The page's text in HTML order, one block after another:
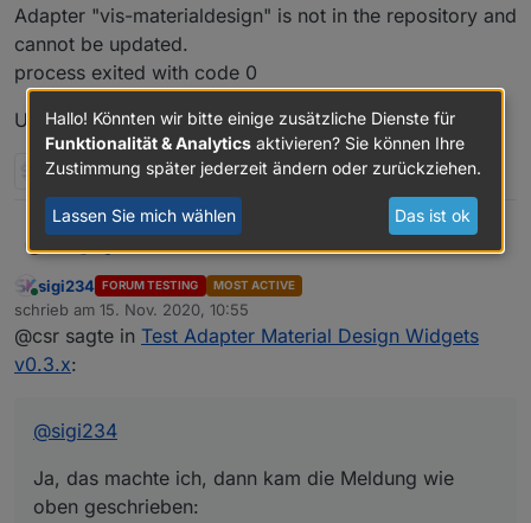
Adapter "vis-materialdesign" is not in the repository and
cannot be updated.
process exited with code 0
Und er bleibt bei 0.4.0
2 Antworten 0
Ja, das machte ich, dann kam die Meldung wie oben
geschrieben:
$ ./iobroker upgrade vis-materialdesign@0.3.19
Online
sigi234 FORUM TESTING MOST ACTIVE
schrieb am 15. Nov. 2020, 10:55
zuletzt editiert von
@csr sagte in Test Adapter Material Design Widgets
v0.3.x:
@sigi234
Ja, das machte ich, dann kam die Meldung wie
oben geschrieben:
Hallo! Könnten wir bitte einige zusätzliche Dienste für
Funktionalität & Analytics aktivieren? Sie können Ihre
Zustimmung später jederzeit ändern oder zurückziehen.
Lassen Sie mich wählen Das ist ok